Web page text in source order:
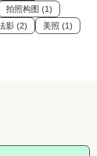
拍照构图 (1)
影 (2)
美照 (1)